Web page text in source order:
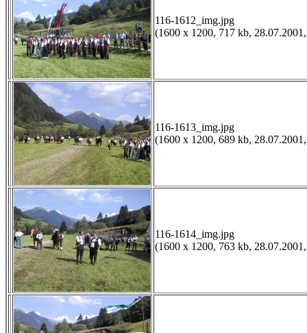
116-1612_img.jpg
(1600 x 1200, 717 kb,
116-1613_img.jpg
(1600 x 1200, 689 kb,
116-1614_img.jpg
(1600 x 1200, 763 kb,